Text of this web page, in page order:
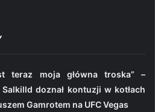
teraz moja główna troska” –
doznał kontuzji w kotłach
Gamrotem na UFC Vegas